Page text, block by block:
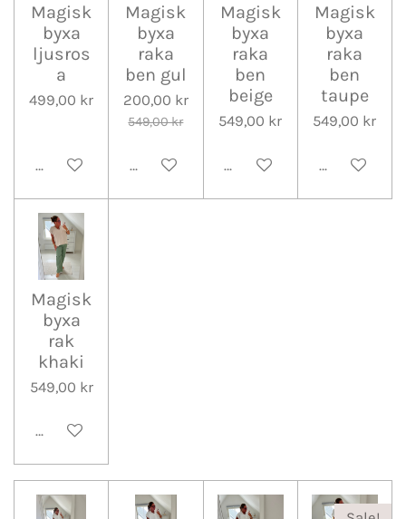
Magisk
byxa
ljusros
a
499,00 kr
Lägg till i varukorg
Magisk
byxa
raka
ben gul
200,00 kr
549,00 kr
Lägg till i varukorg
Magisk
byxa
raka
ben
beige
549,00 kr
Lägg till i varukorg
Magisk
byxa
raka
ben
taupe
549,00 kr
Lägg till i
Magisk
byxa
rak
khaki
549,00 kr
Lägg till i varukorg